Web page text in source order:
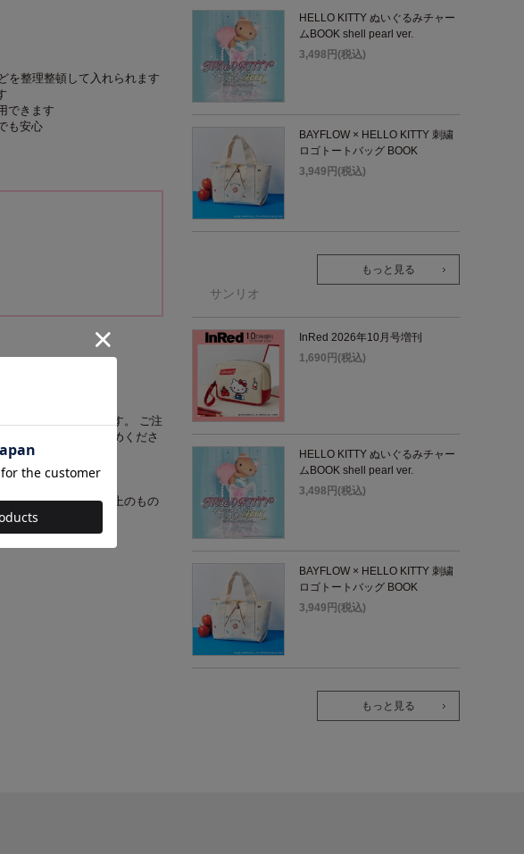
を整理整頓して入れられます
できます
も安心
の一括配送となります。 ご注
ぞれ個別にお買い求めくださ
色合いが、画面表示上のもの
HELLO KITTY ぬいぐるみチャー
ムBOOK shell pearl ver.
3,498円(税込)
BAYFLOW × HELLO KITTY 刺繍
ロゴトートバッグ BOOK
3,949円(税込)
もっと見る
サンリオ
InRed 2026年10月号増刊
1,690円(税込)
HELLO KITTY ぬいぐるみチャー
ムBOOK shell pearl ver.
3,498円(税込)
BAYFLOW × HELLO KITTY 刺繍
ロゴトートバッグ BOOK
3,949円(税込)
もっと見る